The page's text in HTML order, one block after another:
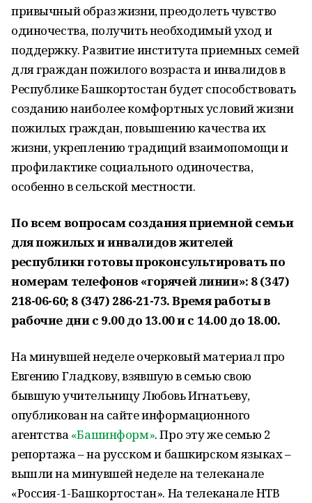
привычный образ жизни, преодолеть чувство
одиночества, получить необходимый уход и
поддержку. Развитие института приемных семей
для граждан пожилого возраста и инвалидов в
Республике Башкортостан будет способствовать
созданию наиболее комфортных условий жизни
пожилых граждан, повышению качества их
жизни, укреплению традиций взаимопомощи и
профилактике социального одиночества,
особенно в сельской местности.
По всем вопросам создания приемной семьи
для пожилых и инвалидов жителей
республики готовы проконсультировать по
номерам телефонов «горячей линии»: 8 (347)
218-06-60; 8 (347) 286-21-73. Время работы в
рабочие дни с 9.00 до 13.00 и с 14.00 до 18.00.
На минувшей неделе очерковый материал про
Евгению Гладкову, взявшую в семью свою
бывшую учительницу Любовь Игнатьеву,
опубликован на сайте информационного
агентства «Башинформ». Про эту же семью 2
репортажа – на русском и башкирском языках –
вышли на минувшей неделе на телеканале
«Россия-1-Башкортостан». На телеканале НТВ